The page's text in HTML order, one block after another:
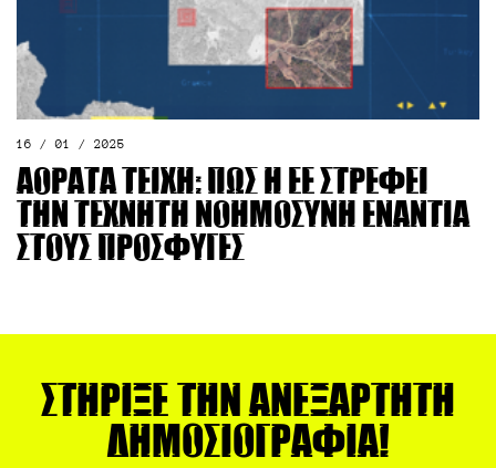
16 / 01 / 2025
Αόρατα Τείχη: Πώς η ΕΕ στρέφει
την τεχνητή νοημοσύνη ενάντια
στους πρόσφυγες
Στήριξε την ανεξάρτητη
δημοσιογραφία!